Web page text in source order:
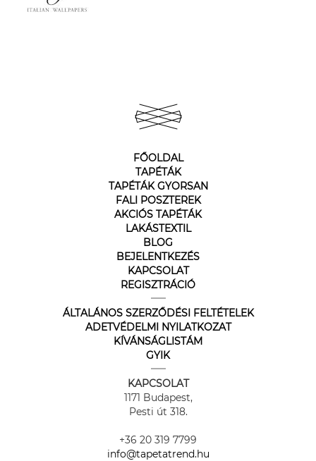
FŐOLDAL
TAPÉTÁK
TAPÉTÁK GYORSAN
FALI POSZTEREK
AKCIÓS TAPÉTÁK
LAKÁSTEXTIL
BLOG
BEJELENTKEZÉS
KAPCSOLAT
REGISZTRÁCIÓ
ÁLTALÁNOS SZERZŐDÉSI FELTÉTELEK
ADETVÉDELMI NYILATKOZAT
KÍVÁNSÁGLISTÁM
GYIK
KAPCSOLAT
1171 Budapest,
Pesti út 318.
+36 20 319 7799
info@tapetatrend.hu